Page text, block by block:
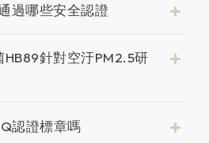
過哪些安全認證
HB89針對空汙PM2.5研
認證標章嗎